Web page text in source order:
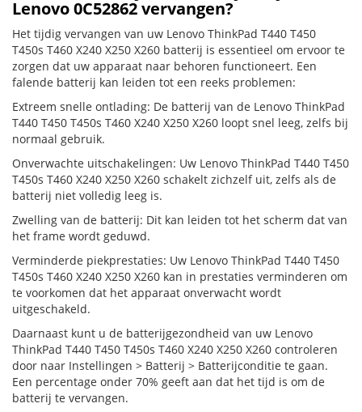
Lenovo 0C52862 vervangen?
Het tijdig vervangen van uw Lenovo ThinkPad T440 T450
T450s T460 X240 X250 X260 batterij is essentieel om ervoor te
zorgen dat uw apparaat naar behoren functioneert. Een
falende batterij kan leiden tot een reeks problemen:
Extreem snelle ontlading: De batterij van de Lenovo ThinkPad
T440 T450 T450s T460 X240 X250 X260 loopt snel leeg, zelfs bij
normaal gebruik.
Onverwachte uitschakelingen: Uw Lenovo ThinkPad T440 T450
T450s T460 X240 X250 X260 schakelt zichzelf uit, zelfs als de
batterij niet volledig leeg is.
Zwelling van de batterij: Dit kan leiden tot het scherm dat van
het frame wordt geduwd.
Verminderde piekprestaties: Uw Lenovo ThinkPad T440 T450
T450s T460 X240 X250 X260 kan in prestaties verminderen om
te voorkomen dat het apparaat onverwacht wordt
uitgeschakeld.
Daarnaast kunt u de batterijgezondheid van uw Lenovo
ThinkPad T440 T450 T450s T460 X240 X250 X260 controleren
door naar Instellingen > Batterij > Batterijconditie te gaan.
Een percentage onder 70% geeft aan dat het tijd is om de
batterij te vervangen.